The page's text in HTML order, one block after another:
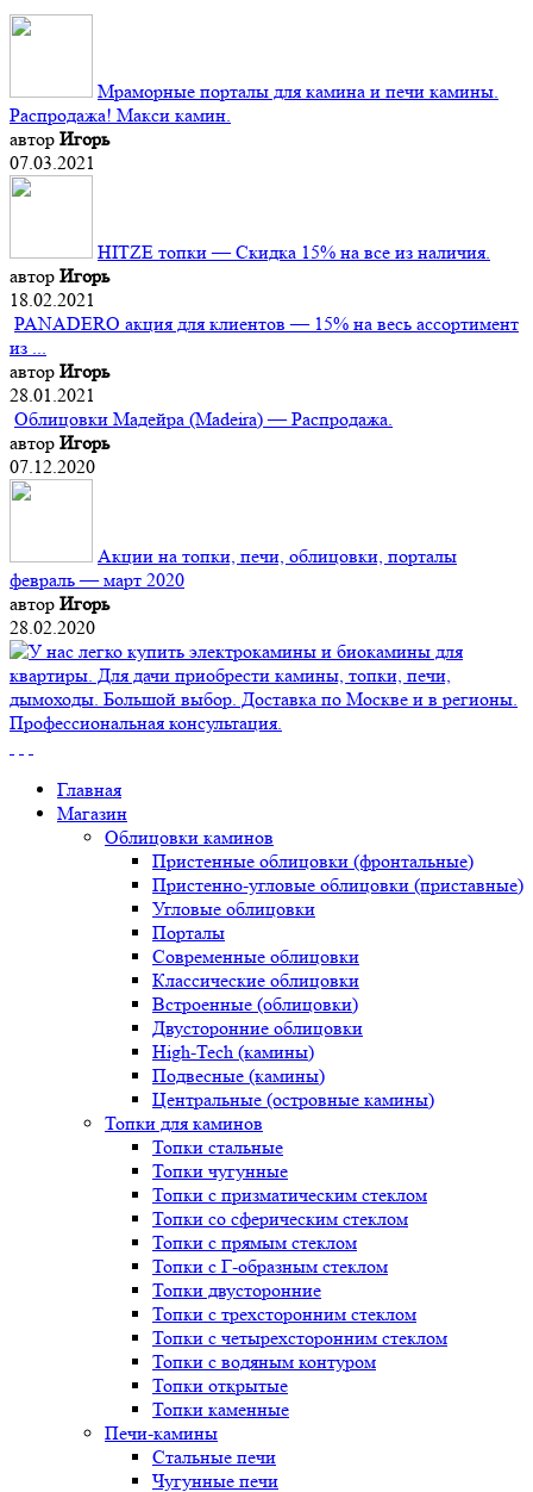
Мраморные порталы для камина и печи камины.
Распродажа! Макси камин.
автор Игорь
07.03.2021
HITZE топки — Скидка 15% на все из наличия.
автор Игорь
18.02.2021
PANADERO акция для клиентов — 15% на весь ассортимент
из ...
автор Игорь
28.01.2021
Облицовки Мадейра (Мadeira) — Распродажа.
автор Игорь
07.12.2020
Акции на топки, печи, облицовки, порталы
февраль — март 2020
автор Игорь
28.02.2020
Главная
Магазин
Облицовки каминов
Пристенные облицовки (фронтальные)
Пристенно-угловые облицовки (приставные)
Угловые облицовки
Порталы
Современные облицовки
Классические облицовки
Встроенные (облицовки)
Двусторонние облицовки
High-Tech (камины)
Подвесные (камины)
Центральные (островные камины)
Топки для каминов
Топки стальные
Топки чугунные
Топки с призматическим стеклом
Топки со сферическим стеклом
Топки с прямым стеклом
Топки с Г-образным стеклом
Топки двусторонние
Топки с трехсторонним стеклом
Топки с четырехсторонним стеклом
Топки с водяным контуром
Топки открытые
Топки каменные
Печи-камины
Стальные печи
Чугунные печи